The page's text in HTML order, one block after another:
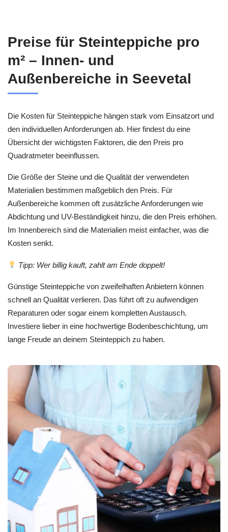
Preise für Steinteppiche pro
m² – Innen- und
Außenbereiche in Seevetal
Die Kosten für Steinteppiche hängen stark vom Einsatzort und
den individuellen Anforderungen ab. Hier findest du eine
Übersicht der wichtigsten Faktoren, die den Preis pro
Quadratmeter beeinflussen.
Die Größe der Steine und die Qualität der verwendeten
Materialien bestimmen maßgeblich den Preis. Für
Außenbereiche kommen oft zusätzliche Anforderungen wie
Abdichtung und UV-Beständigkeit hinzu, die den Preis erhöhen.
Im Innenbereich sind die Materialien meist einfacher, was die
Kosten senkt.
Tipp: Wer billig kauft, zahlt am Ende doppelt!
Günstige Steinteppiche von zweifelhaften Anbietern können
schnell an Qualität verlieren. Das führt oft zu aufwendigen
Reparaturen oder sogar einem kompletten Austausch.
Investiere lieber in eine hochwertige Bodenbeschichtung, um
lange Freude an deinem Steinteppich zu haben.